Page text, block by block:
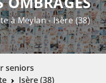
à Meylan - Isère (38)
seniors
Isère (38)